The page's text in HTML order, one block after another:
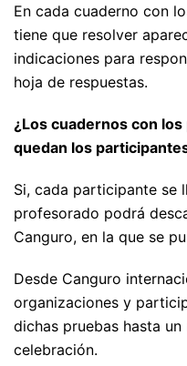
En cada cuaderno con
tiene que resolver
indicaciones para
hoja de respuestas.
¿Los cuadernos con
quedan los
Si, cada participante se
profesorado podrá
Canguro, en la que se
Desde Canguro
organizaciones y
dichas pruebas hasta un
celebración.